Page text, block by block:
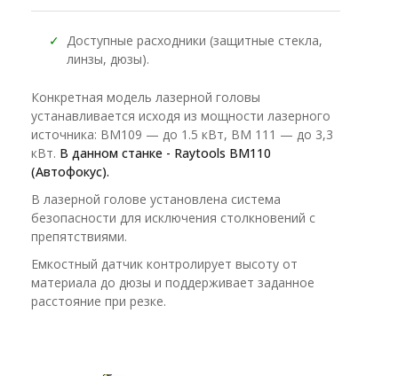
✓
Доступные расходники (защитные стекла,
линзы, дюзы).
Конкретная модель лазерной головы
устанавливается исходя из мощности лазерного
источника: BM109 — до 1.5 кВт, BM 111 — до 3,3
кВт. В данном станке - Raytools BM110
(Автофокус).
В лазерной голове установлена система
безопасности для исключения столкновений c
препятствиями.
Емкостный датчик контролирует высоту от
материала до дюзы и поддерживает заданное
расстояние при резке.